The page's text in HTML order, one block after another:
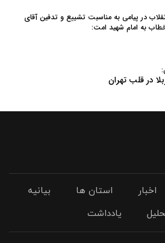
در پیامی به‌ مناسبت تشییع و تدفین آقای
به امام شهید امت:
در قلب تهران
اخبار استان ها
بیانیه
یادداشت